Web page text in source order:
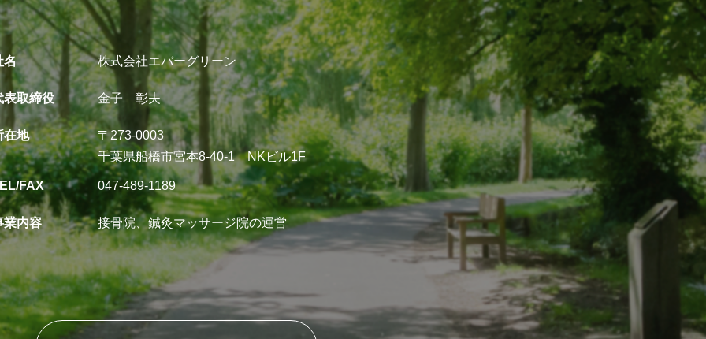
名 株式会社エバーグリーン
表取締役 金子 彰夫
在地
〒273-0003
千葉県船橋市宮本8-40-1 NKビル1F
FAX 047-489-1189
業内容 接骨院、鍼灸マッサージ院の運営